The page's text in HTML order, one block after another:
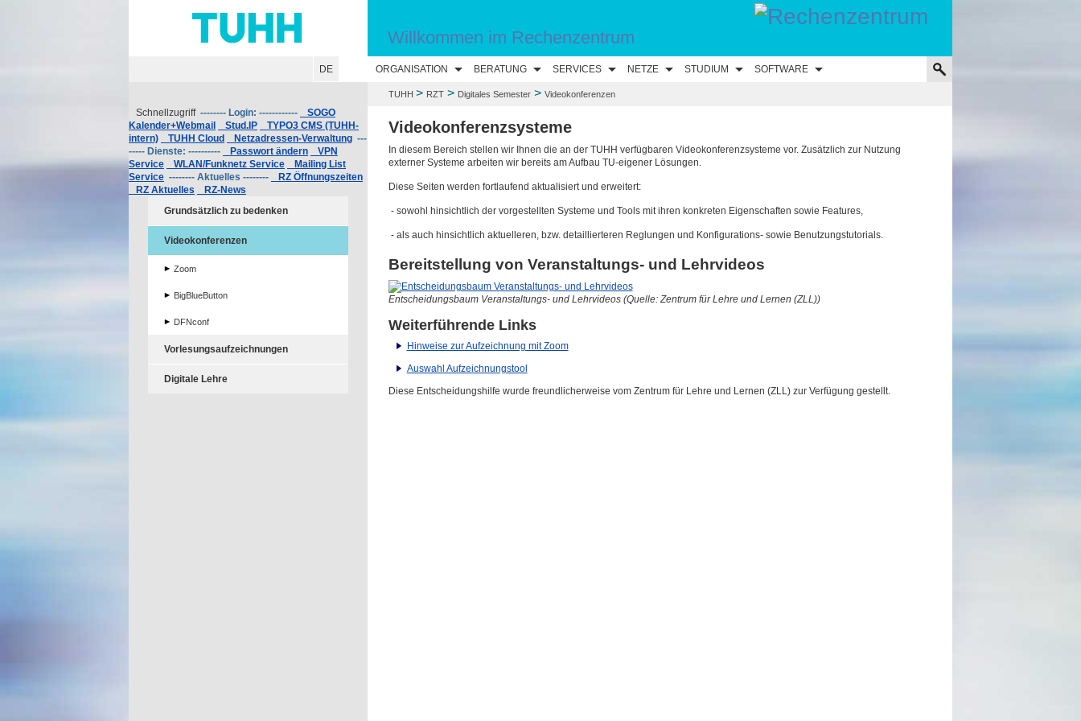
Willkommen im Rechenzentrum
DE ORGANISATION BERATUNG SERVICES NETZE STUDIUM SOFTWARE
TUHH > RZT> Digitales Semester> Videokonferenzen
Videokonferenzsysteme
In diesem Bereich stellen wir Ihnen die an der TUHH verfügbaren Videokonferenzsysteme vor. Zusätzlich zur Nutzung
externer Systeme arbeiten wir bereits am Aufbau TU-eigener Lösungen.
Diese Seiten werden fortlaufend aktualisiert und erweitert:
- sowohl hinsichtlich der vorgestellten Systeme und Tools mit ihren konkreten Eigenschaften sowie Features,
- als auch hinsichtlich aktuelleren, bzw. detaillierteren Reglungen und Konfigurations- sowie Benutzungstutorials.
Bereitstellung von Veranstaltungs- und Lehrvideos
Entscheidungsbaum Veranstaltungs- und Lehrvideos (Quelle: Zentrum für Lehre und Lernen (ZLL))
Weiterführende Links
Hinweise zur Aufzeichnung mit Zoom
Auswahl Aufzeichnungstool
Diese Entscheidungshilfe wurde freundlicherweise vom Zentrum für Lehre und Lernen (ZLL) zur Verfügung gestellt.
Schnellzugriff -------- Login: ------------
SOGO
Kalender+Webmail
Stud.IP
TYPO3 CMS (TUHH-
intern)
TUHH Cloud Netzadressen-Verwaltung ---
----- Dienste: ----------
Passwort ändern
VPN
Service
WLAN/Funknetz Service
Mailing List
Service -------- Aktuelles --------
RZ Öffnungszeiten
RZ Aktuelles
RZ-News
Grundsätzlich zu bedenken
Videokonferenzen
Zoom
BigBlueButton
DFNconf
Vorlesungsaufzeichnungen
Digitale Lehre